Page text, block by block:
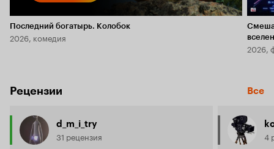
Последний богатырь. Колобок
2026, комедия
2026,
Рецензии Все
d_m_i_try
31 рецензия 4